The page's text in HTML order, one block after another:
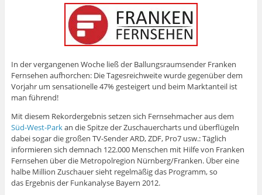
In der vergangenen Woche ließ der Ballungsraumsender Franken
Fernsehen aufhorchen: Die Tagesreichweite wurde gegenüber dem
Vorjahr um sensationelle 47% gesteigert und beim Marktanteil ist
man führend!
Mit diesem Rekordergebnis setzen sich Fernsehmacher aus dem
Süd-West-Parkan die Spitze der Zuschauercharts und überflügeln
dabei sogar die großen TV-Sender ARD, ZDF, Pro7 usw.: Täglich
informieren sich demnach 122.000 Menschen mit Hilfe von Franken
Fernsehen über die Metropolregion Nürnberg/Franken. Über eine
halbe Million Zuschauer sieht regelmäßig das Programm, so
das Ergebnis der Funkanalyse Bayern 2012.